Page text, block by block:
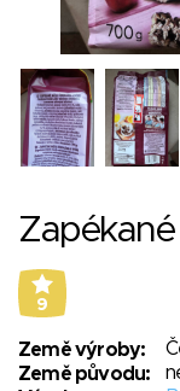
9
Země výroby:
Země původu: